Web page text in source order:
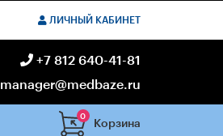
ЛИЧНЫЙ КАБИНЕТ
+7 812 640-41-81
manager@medbaze.ru
0
Корзина